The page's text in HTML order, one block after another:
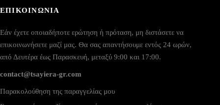
ΕΠΙΚΟΙΝΩΝΙΑ
Εάν έχετε οποιαδήποτε ερώτηση ή πρόταση, μη διστάσετε να
επικοινωνήσετε μαζί μας. Θα σας απαντήσουμε εντός 24 ωρών,
από Δευτέρα έως Παρασκευή, μεταξύ 9:00 και 17:00.
contact@tsayiera-gr.com
Παρακολούθηση της παραγγελίας μου